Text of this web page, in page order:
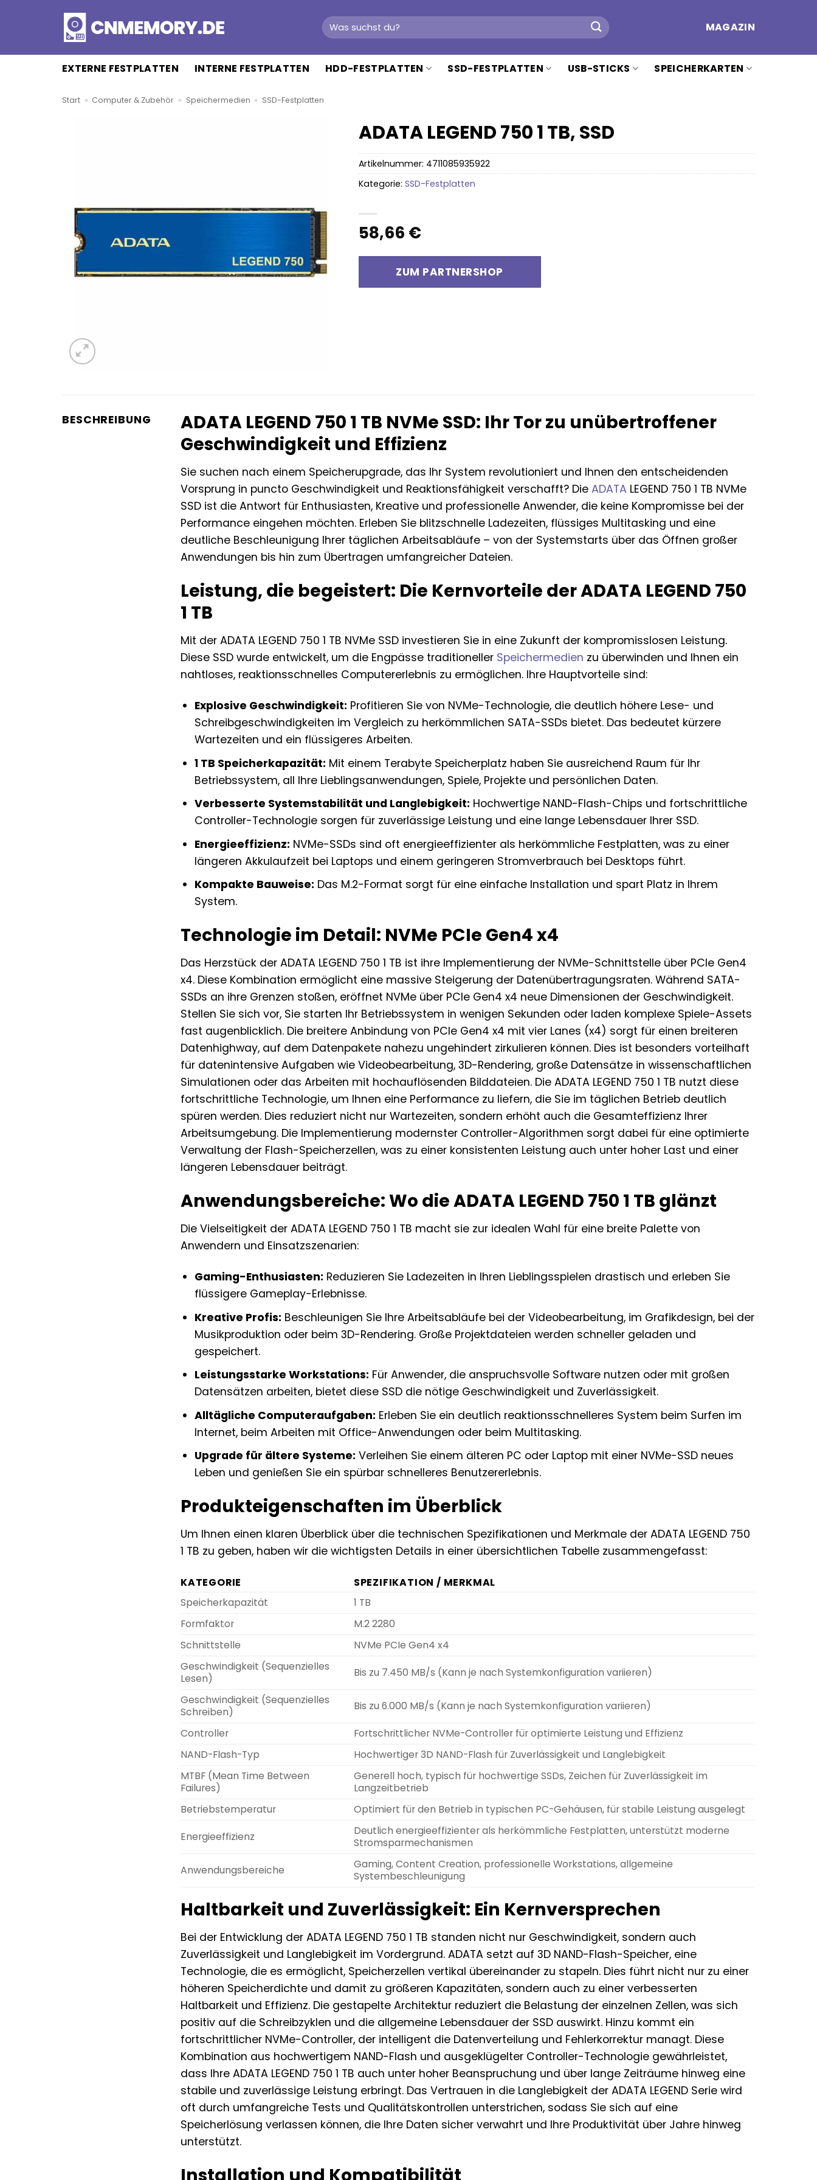
Suchen
nach:
MAGAZIN
EXTERNE FESTPLATTEN INTERNE FESTPLATTEN HDD-FESTPLATTEN SSD-FESTPLATTEN USB-STICKS SPEICHERKARTEN
Start » Computer & Zubehör » Speichermedien » SSD-Festplatten
ADATA LEGEND 750 1 TB, SSD
58,66 €
ZUM PARTNERSHOP
Artikelnummer: 4711085935922
Kategorie: SSD-Festplatten
BESCHREIBUNG
ADATA LEGEND 750 1 TB NVMe SSD: Ihr Tor zu unübertroffener
Geschwindigkeit und Effizienz
Sie suchen nach einem Speicherupgrade, das Ihr System revolutioniert und Ihnen den entscheidenden
Vorsprung in puncto Geschwindigkeit und Reaktionsfähigkeit verschafft? Die ADATA LEGEND 750 1 TB NVMe
SSD ist die Antwort für Enthusiasten, Kreative und professionelle Anwender, die keine Kompromisse bei der
Performance eingehen möchten. Erleben Sie blitzschnelle Ladezeiten, flüssiges Multitasking und eine
deutliche Beschleunigung Ihrer täglichen Arbeitsabläufe – von der Systemstarts über das Öffnen großer
Anwendungen bis hin zum Übertragen umfangreicher Dateien.
Leistung, die begeistert: Die Kernvorteile der ADATA LEGEND 750
1 TB
Mit der ADATA LEGEND 750 1 TB NVMe SSD investieren Sie in eine Zukunft der kompromisslosen Leistung.
Diese SSD wurde entwickelt, um die Engpässe traditioneller Speichermedien zu überwinden und Ihnen ein
nahtloses, reaktionsschnelles Computererlebnis zu ermöglichen. Ihre Hauptvorteile sind:
Explosive Geschwindigkeit: Profitieren Sie von NVMe-Technologie, die deutlich höhere Lese- und
Schreibgeschwindigkeiten im Vergleich zu herkömmlichen SATA-SSDs bietet. Das bedeutet kürzere
Wartezeiten und ein flüssigeres Arbeiten.
1 TB Speicherkapazität: Mit einem Terabyte Speicherplatz haben Sie ausreichend Raum für Ihr
Betriebssystem, all Ihre Lieblingsanwendungen, Spiele, Projekte und persönlichen Daten.
Verbesserte Systemstabilität und Langlebigkeit: Hochwertige NAND-Flash-Chips und fortschrittliche
Controller-Technologie sorgen für zuverlässige Leistung und eine lange Lebensdauer Ihrer SSD.
Energieeffizienz: NVMe-SSDs sind oft energieeffizienter als herkömmliche Festplatten, was zu einer
längeren Akkulaufzeit bei Laptops und einem geringeren Stromverbrauch bei Desktops führt.
Kompakte Bauweise: Das M.2-Format sorgt für eine einfache Installation und spart Platz in Ihrem
System.
Technologie im Detail: NVMe PCIe Gen4 x4
Das Herzstück der ADATA LEGEND 750 1 TB ist ihre Implementierung der NVMe-Schnittstelle über PCIe Gen4
x4. Diese Kombination ermöglicht eine massive Steigerung der Datenübertragungsraten. Während SATA-
SSDs an ihre Grenzen stoßen, eröffnet NVMe über PCIe Gen4 x4 neue Dimensionen der Geschwindigkeit.
Stellen Sie sich vor, Sie starten Ihr Betriebssystem in wenigen Sekunden oder laden komplexe Spiele-Assets
fast augenblicklich. Die breitere Anbindung von PCIe Gen4 x4 mit vier Lanes (x4) sorgt für einen breiteren
Datenhighway, auf dem Datenpakete nahezu ungehindert zirkulieren können. Dies ist besonders vorteilhaft
für datenintensive Aufgaben wie Videobearbeitung, 3D-Rendering, große Datensätze in wissenschaftlichen
Simulationen oder das Arbeiten mit hochauflösenden Bilddateien. Die ADATA LEGEND 750 1 TB nutzt diese
fortschrittliche Technologie, um Ihnen eine Performance zu liefern, die Sie im täglichen Betrieb deutlich
spüren werden. Dies reduziert nicht nur Wartezeiten, sondern erhöht auch die Gesamteffizienz Ihrer
Arbeitsumgebung. Die Implementierung modernster Controller-Algorithmen sorgt dabei für eine optimierte
Verwaltung der Flash-Speicherzellen, was zu einer konsistenten Leistung auch unter hoher Last und einer
längeren Lebensdauer beiträgt.
Anwendungsbereiche: Wo die ADATA LEGEND 750 1 TB glänzt
Die Vielseitigkeit der ADATA LEGEND 750 1 TB macht sie zur idealen Wahl für eine breite Palette von
Anwendern und Einsatzszenarien:
Gaming-Enthusiasten: Reduzieren Sie Ladezeiten in Ihren Lieblingsspielen drastisch und erleben Sie
flüssigere Gameplay-Erlebnisse.
Kreative Profis: Beschleunigen Sie Ihre Arbeitsabläufe bei der Videobearbeitung, im Grafikdesign, bei der
Musikproduktion oder beim 3D-Rendering. Große Projektdateien werden schneller geladen und
gespeichert.
Leistungsstarke Workstations: Für Anwender, die anspruchsvolle Software nutzen oder mit großen
Datensätzen arbeiten, bietet diese SSD die nötige Geschwindigkeit und Zuverlässigkeit.
Alltägliche Computeraufgaben: Erleben Sie ein deutlich reaktionsschnelleres System beim Surfen im
Internet, beim Arbeiten mit Office-Anwendungen oder beim Multitasking.
Upgrade für ältere Systeme: Verleihen Sie einem älteren PC oder Laptop mit einer NVMe-SSD neues
Leben und genießen Sie ein spürbar schnelleres Benutzererlebnis.
Produkteigenschaften im Überblick
Um Ihnen einen klaren Überblick über die technischen Spezifikationen und Merkmale der ADATA LEGEND 750
1 TB zu geben, haben wir die wichtigsten Details in einer übersichtlichen Tabelle zusammengefasst:
KATEGORIE
SPEZIFIKATION / MERKMAL
Speicherkapazität
1 TB
Formfaktor
M.2 2280
Schnittstelle
NVMe PCIe Gen4 x4
Geschwindigkeit (Sequenzielles
Lesen)
Bis zu 7.450 MB/s (Kann je nach Systemkonfiguration variieren)
Geschwindigkeit (Sequenzielles
Schreiben)
Bis zu 6.000 MB/s (Kann je nach Systemkonfiguration variieren)
Controller
Fortschrittlicher NVMe-Controller für optimierte Leistung und Effizienz
NAND-Flash-Typ
Hochwertiger 3D NAND-Flash für Zuverlässigkeit und Langlebigkeit
MTBF (Mean Time Between
Failures)
Generell hoch, typisch für hochwertige SSDs, Zeichen für Zuverlässigkeit im
Langzeitbetrieb
Betriebstemperatur
Optimiert für den Betrieb in typischen PC-Gehäusen, für stabile Leistung ausgelegt
Energieeffizienz
Deutlich energieeffizienter als herkömmliche Festplatten, unterstützt moderne
Stromsparmechanismen
Anwendungsbereiche
Gaming, Content Creation, professionelle Workstations, allgemeine
Systembeschleunigung
Haltbarkeit und Zuverlässigkeit: Ein Kernversprechen
Bei der Entwicklung der ADATA LEGEND 750 1 TB standen nicht nur Geschwindigkeit, sondern auch
Zuverlässigkeit und Langlebigkeit im Vordergrund. ADATA setzt auf 3D NAND-Flash-Speicher, eine
Technologie, die es ermöglicht, Speicherzellen vertikal übereinander zu stapeln. Dies führt nicht nur zu einer
höheren Speicherdichte und damit zu größeren Kapazitäten, sondern auch zu einer verbesserten
Haltbarkeit und Effizienz. Die gestapelte Architektur reduziert die Belastung der einzelnen Zellen, was sich
positiv auf die Schreibzyklen und die allgemeine Lebensdauer der SSD auswirkt. Hinzu kommt ein
fortschrittlicher NVMe-Controller, der intelligent die Datenverteilung und Fehlerkorrektur managt. Diese
Kombination aus hochwertigem NAND-Flash und ausgeklügelter Controller-Technologie gewährleistet,
dass Ihre ADATA LEGEND 750 1 TB auch unter hoher Beanspruchung und über lange Zeiträume hinweg eine
stabile und zuverlässige Leistung erbringt. Das Vertrauen in die Langlebigkeit der ADATA LEGEND Serie wird
oft durch umfangreiche Tests und Qualitätskontrollen unterstrichen, sodass Sie sich auf eine
Speicherlösung verlassen können, die Ihre Daten sicher verwahrt und Ihre Produktivität über Jahre hinweg
unterstützt.
Installation und Kompatibilität